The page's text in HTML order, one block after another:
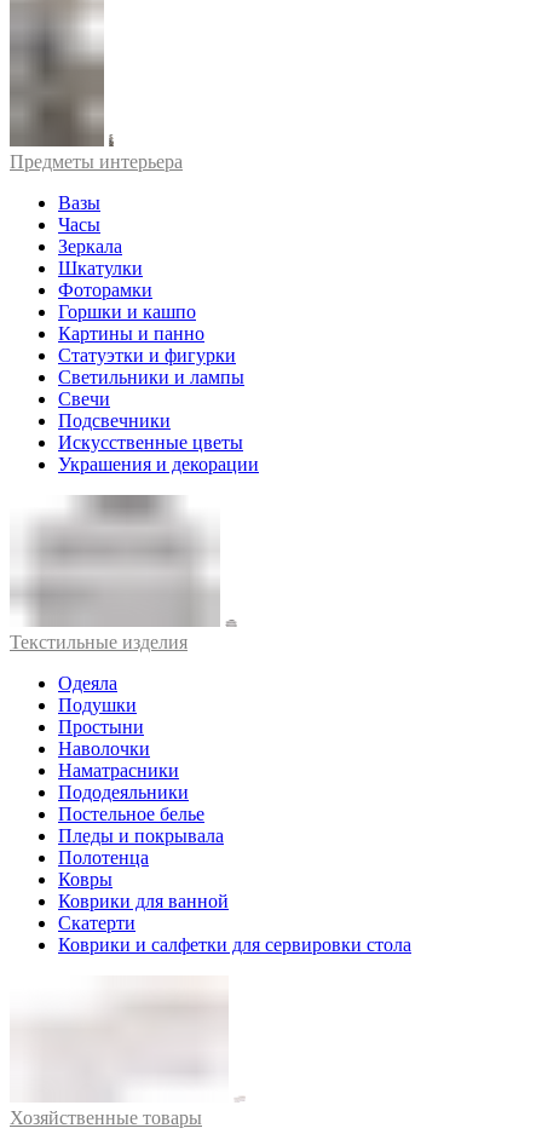
Предметы интерьера
Вазы
Часы
Зеркала
Шкатулки
Фоторамки
Горшки и кашпо
Картины и панно
Статуэтки и фигурки
Светильники и лампы
Свечи
Подсвечники
Искусственные цветы
Украшения и декорации
Текстильные изделия
Одеяла
Подушки
Простыни
Наволочки
Наматрасники
Пододеяльники
Постельное белье
Пледы и покрывала
Полотенца
Ковры
Коврики для ванной
Скатерти
Коврики и салфетки для сервировки стола
Хозяйственные товары